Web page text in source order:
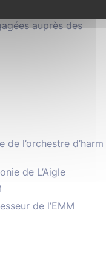
auprès des
l’orchestre d’harm
de L’Aigle
de l’EMM